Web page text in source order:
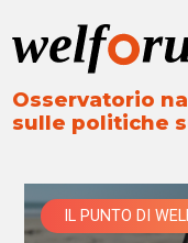
Osservatorio
sulle politiche
IL PUNTO DI